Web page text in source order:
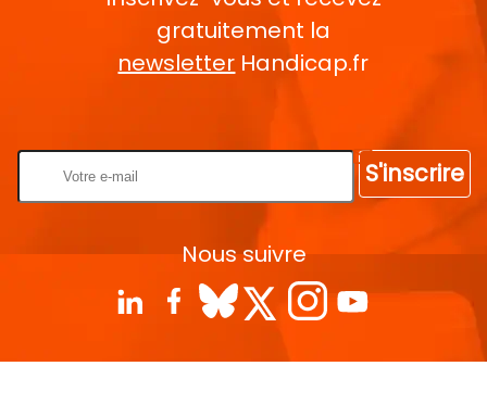
gratuitement la
newsletter Handicap.fr
S'inscrire
Nous suivre